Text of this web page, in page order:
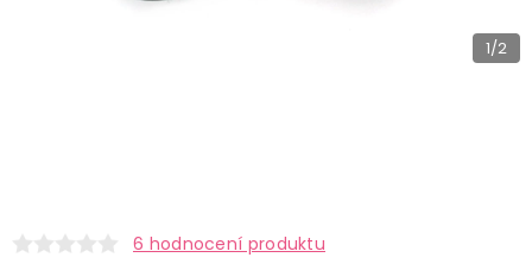
1/2
6 hodnocení produktu